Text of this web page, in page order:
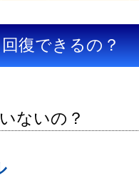
復できるの？
ないの？